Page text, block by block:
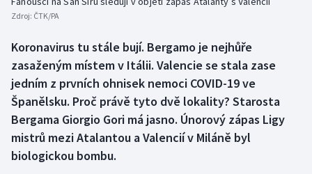
Box
Curling
Dostihy
Florbal
Zdroj: ČTK/PA
Koronavirus tu stále bují. Bergamo je nejhůře
zasaženým místem v Itálii. Valencie se stala zase
jedním z prvních ohnisek nemoci COVID-19 ve
Španělsku. Proč právě tyto dvě lokality? Starosta
Bergama Giorgio Gori má jasno. Únorový zápas Ligy
mistrů mezi Atalantou a Valencií v Miláně byl
biologickou bombu.